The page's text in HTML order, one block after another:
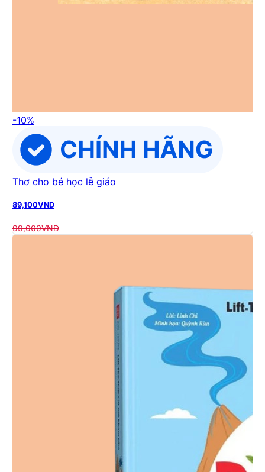
-10%
Thơ cho bé học lễ giáo
89,100VND
99,000VND